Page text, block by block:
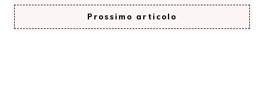
Prossimo articolo